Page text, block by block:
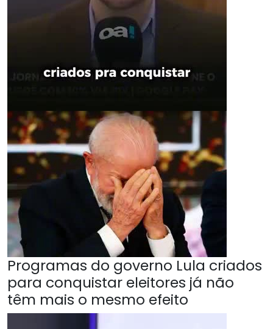
Programas do governo Lula criados
para conquistar eleitores já não
têm mais o mesmo efeito